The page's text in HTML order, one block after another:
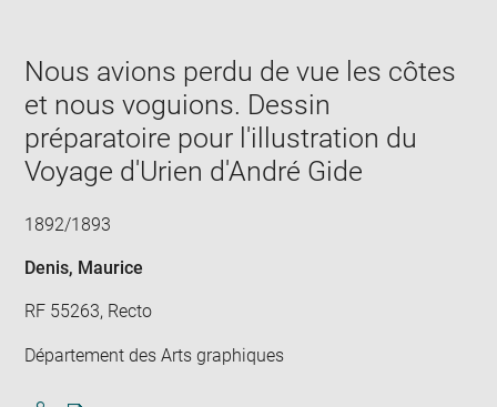
window
Nous avions perdu de vue les côtes
et nous voguions. Dessin
préparatoire pour l'illustration du
Voyage d'Urien d'André Gide
1892/1893
Denis, Maurice
RF 55263, Recto
Département des Arts graphiques